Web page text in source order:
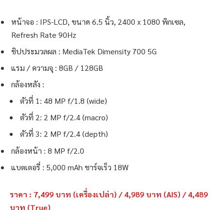
หน้าจอ : IPS-LCD, ขนาด 6.5 นิ้ว, 2400 x 1080 พิกเซล,
Refresh Rate 90Hz
ชิปประมวลผล : MediaTek Dimensity 700 5G
แรม / ความจุ : 8GB / 128GB
กล้องหลัง :
ตัวที่ 1: 48 MP f/1.8 (wide)
ตัวที่ 2: 2 MP f/2.4 (macro)
ตัวที่ 3: 2 MP f/2.4 (depth)
กล้องหน้า : 8 MP f/2.0
แบตเตอรี่ : 5,000 mAh ชาร์จเร็ว 18W
ราคา : 7,499 บาท (เครื่องเปล่า) / 4,989 บาท (AIS) / 4,489
บาท (True)